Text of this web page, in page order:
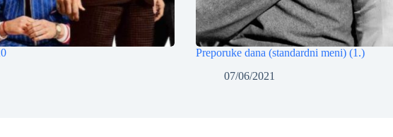
Preporuke dana (standardni meni) (1.)
07/06/2021